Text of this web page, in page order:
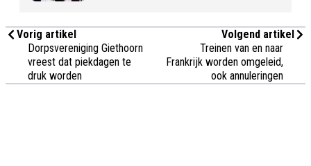
Vorig artikel
Dorpsvereniging Giethoorn
vreest dat piekdagen te
druk worden
Volgend artikel
Treinen van en naar
Frankrijk worden omgeleid,
ook annuleringen